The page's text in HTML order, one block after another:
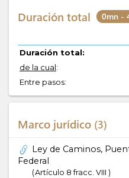
Duración total 0mn -
Duración total:
de la cual:
Entre pasos:
Marco jurídico 3
Ley de Caminos,
Federal
Artículo 8 fracc. VIII